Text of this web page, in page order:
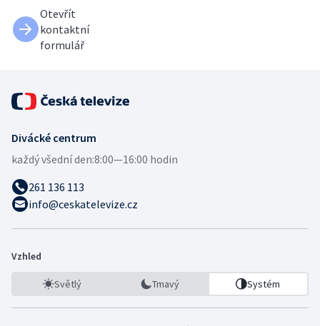
Otevřít
kontaktní
formulář
Divácké centrum
každý všední den:8:00—16:00 hodin
261 136 113
info@ceskatelevize.cz
Vzhled
Světlý Tmavý Systém